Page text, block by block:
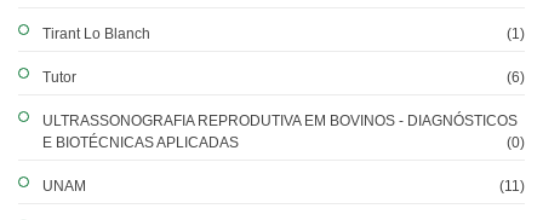
Tirant Lo Blanch (1)
Tutor (6)
ULTRASSONOGRAFIA REPRODUTIVA EM BOVINOS - DIAGNÓSTICOS
E BIOTÉCNICAS APLICADAS
(0)
UNAM (11)